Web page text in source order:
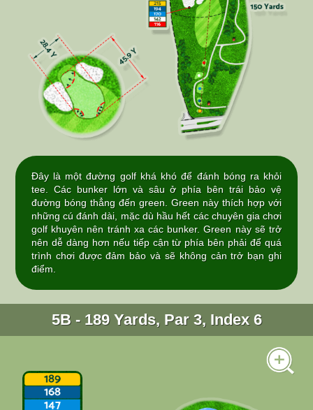
Đây là một đường golf khá khó để đánh bóng ra khỏi
tee. Các bunker lớn và sâu ở phía bên trái bảo vệ
đường bóng thẳng đến green. Green này thích hợp với
những cú đánh dài, mặc dù hầu hết các chuyên gia chơi
golf khuyên nên tránh xa các bunker. Green này sẽ trở
nên dễ dàng hơn nếu tiếp cận từ phía bên phải để quá
trình chơi được đảm bảo và sẽ không cản trở bạn ghi
điểm.
5B - 189 Yards, Par 3, Index 6